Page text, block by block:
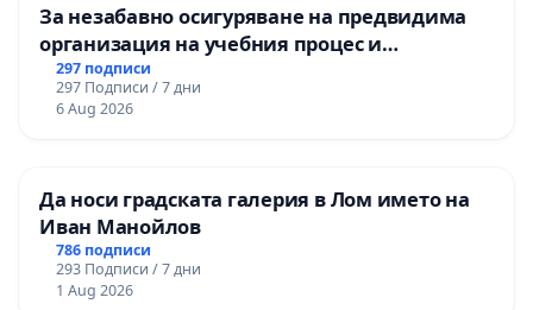
За незабавно осигуряване на предвидима
организация на учебния процес и
гарантиране на правото на равнопоставено
и качествено образование на учениците от
ОУ „Княз Александър I“ и Хуманитарна
297 подписи
297 Подписи / 7 дни
6 Aug 2026
Да носи градската галерия в Лом името на
Иван Манойлов
786 подписи
293 Подписи / 7 дни
1 Aug 2026